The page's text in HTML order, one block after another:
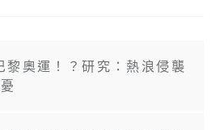
黎奧運！？研究：熱浪侵襲